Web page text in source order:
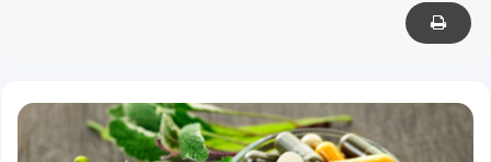
برگزاری
سمپوزیوم